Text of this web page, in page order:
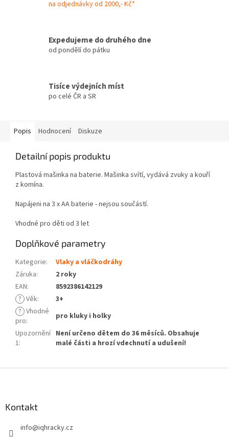
na odjednávky od 2000,- Kč*
Expedujeme do druhého dne
od pondělí do pátku
Tisíce výdejních míst
po celé ČR a SR
Popis Hodnocení Diskuze
Detailní popis produktu
Plastová mašinka na baterie. Mašinka svítí, vydává zvuky a kouří
z komína.
Napájeni na 3 x AA baterie - nejsou součástí.
Vhodné pro děti od 3 let
Doplňkové parametry
Kategorie:
Vlaky a vláčkodráhy
Záruka:
2 roky
EAN:
8592386142129
? Věk:
3+
? Vhodné
pro:
pro kluky i holky
Upozornění
1:
Není určeno dětem do 36 měsíců. Obsahuje
malé části a hrozí vdechnutí a udušení!
Kontakt
info@iqhracky.cz